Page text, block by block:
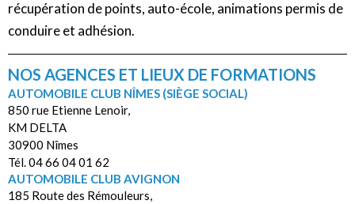
récupération de points, auto-école, animations permis de
conduire et adhésion.
NOS AGENCES ET LIEUX DE FORMATIONS
AUTOMOBILE CLUB NÎMES (SIÈGE SOCIAL)
850 rue Etienne Lenoir,
KM DELTA
30900 Nîmes
Tél. 04 66 04 01 62
AUTOMOBILE CLUB AVIGNON
185 Route des Rémouleurs,